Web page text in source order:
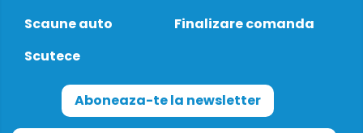
Scaune auto
Scutece
Finalizare comanda
Aboneaza-te la newsletter